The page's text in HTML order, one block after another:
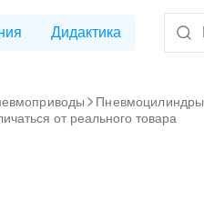
Дидактика
Пневмоцилиндры
от реального товара